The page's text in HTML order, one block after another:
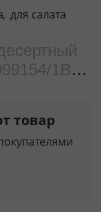
, для салата
1B
товар